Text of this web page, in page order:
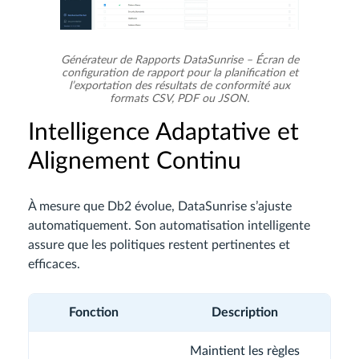
Générateur de Rapports DataSunrise – Écran de
configuration de rapport pour la planification et
l’exportation des résultats de conformité aux
formats CSV, PDF ou JSON.
Intelligence Adaptative et
Alignement Continu
À mesure que Db2 évolue, DataSunrise s’ajuste
automatiquement. Son automatisation intelligente
assure que les politiques restent pertinentes et
efficaces.
Fonction Description
Maintient les règles